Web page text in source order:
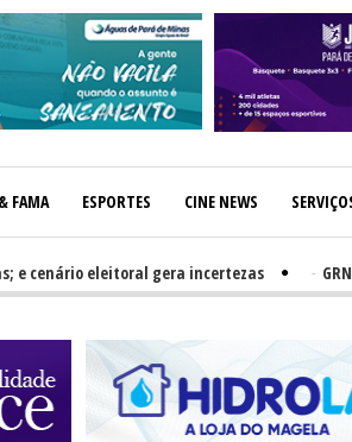
FAMA ESPORTES CINE NEWS
eleitoral gera incertezas - GRNEWS